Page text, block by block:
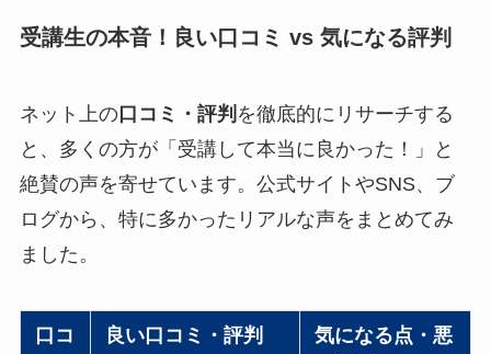
受講生の本音！良い口コミ vs 気になる評判
ネット上の口コミ・評判 を徹底的にリサーチする
と、多くの方が「受講して本当に良かった！」と
絶賛の声を寄せています。公式サイトやSNS、ブ
ログから、特に多かったリアルな声をまとめてみ
ました。
口コ
良い口コミ・評判
気になる点・悪